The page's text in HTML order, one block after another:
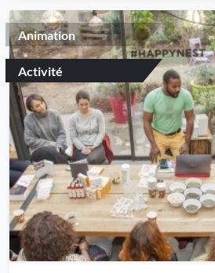
Animation
Activité